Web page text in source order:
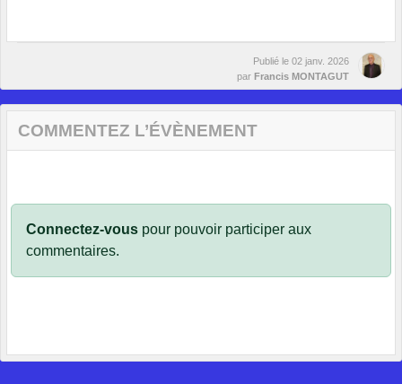
Publié le 02 janv. 2026
par Francis MONTAGUT
COMMENTEZ L’ÉVÈNEMENT
Connectez-vous pour pouvoir participer aux
commentaires.